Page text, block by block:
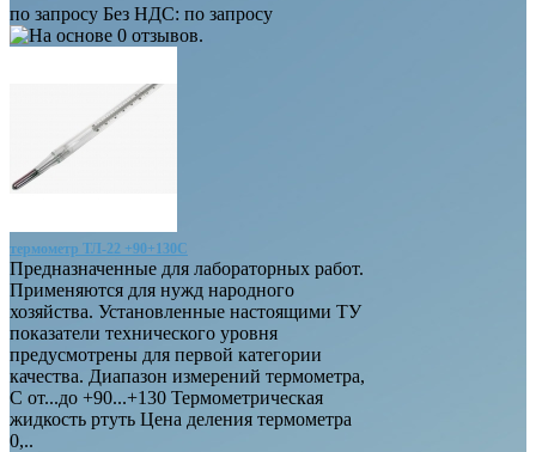
по запросу Без НДС: по запросу
термометр ТЛ-22 +90+130С
Предназначенные для лабораторных работ.
Применяются для нужд народного
хозяйства. Установленные настоящими ТУ
показатели технического уровня
предусмотрены для первой категории
качества. Диапазон измерений термометра,
С от...до +90...+130 Термометрическая
жидкость ртуть Цена деления термометра
0,..